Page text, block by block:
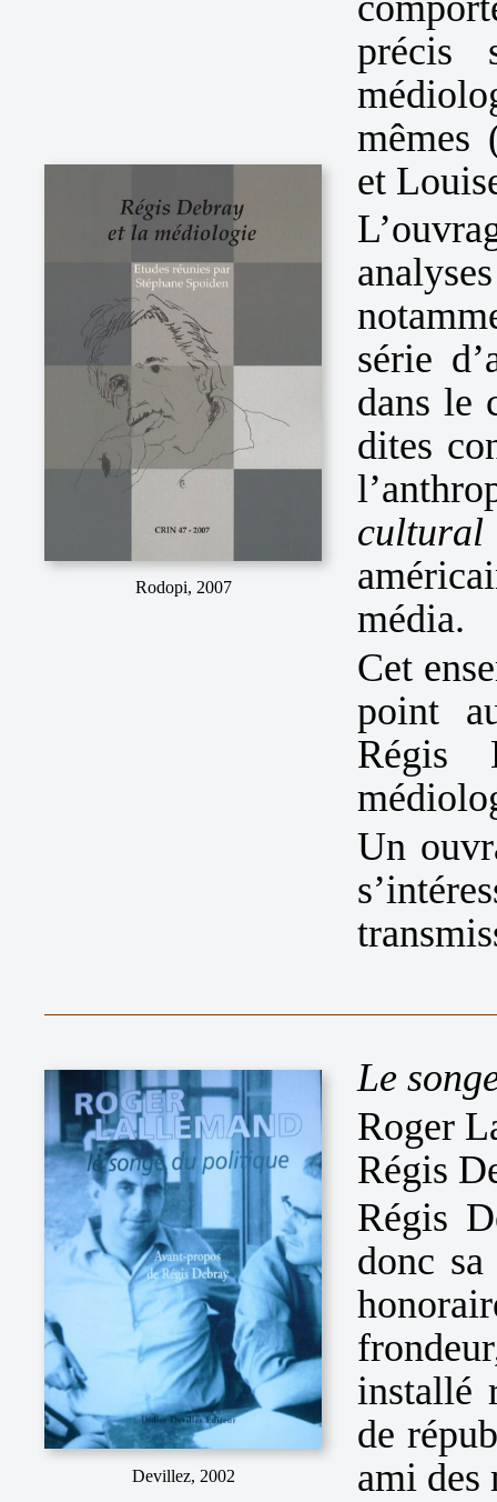
Rodopi, 2007
précis
mêmes
et
série
dans le
dites
média.
Cet
point
Régis
Un
Devillez, 2002
Le
Roger
Régis
Régis
donc
installé
de
ami des